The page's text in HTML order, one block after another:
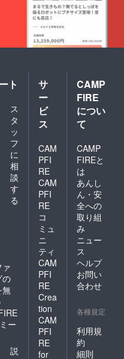
ト
ス
タ
ッ
フ
に
相
談
す
る
の
無
ー
説
サ
ー
ビ
ス
CAM
PFI
RE
CAM
PFI
RE
コ
ミュ
ニ
ティ
CAM
PFI
RE
Crea
tion
CAM
PFI
RE
for
CAMP
FIRE
につい
て
CAMP
FIREと
は
あんし
ん・安
全への
取り組
み
ニュー
ス
ヘルプ
お問い
合わせ
各種規定
利用規
約
細則